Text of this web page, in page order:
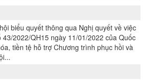
biểu quyết thông qua Nghị quyết về việc
2022/QH15 ngày 11/01/2022 của Quốc
tiền tệ hỗ trợ Chương trình phục hồi và